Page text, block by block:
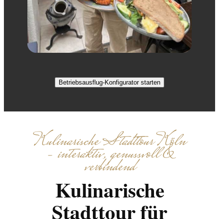
Betriebsausflug-Konfigurator starten
Kulinarische Stadttour Köln
– interaktiv, genussvoll &
verbindend
Kulinarische
Stadttour für